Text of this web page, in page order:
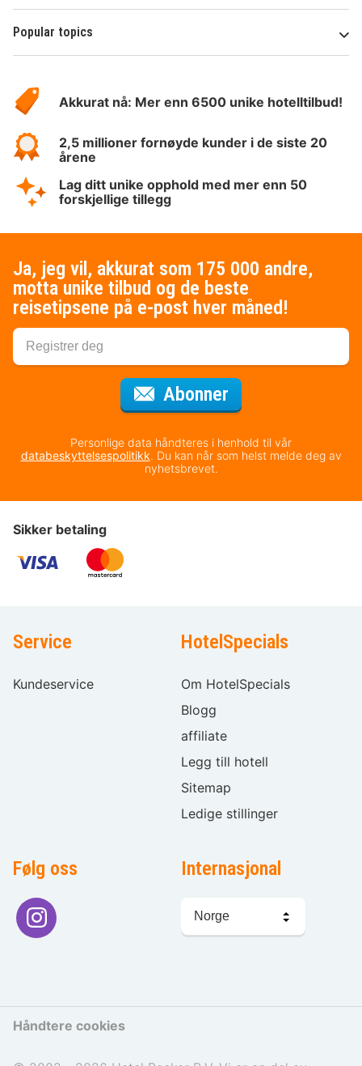
Popular topics
Hotelspecials
Akkurat nå: Mer enn 6500 unike hotelltilbud!
2,5 millioner fornøyde kunder i de siste 20
årene
Lag ditt unike opphold med mer enn 50
forskjellige tillegg
Ja, jeg vil, akkurat som 175 000 andre,
motta unike tilbud og de beste
reisetipsene på e-post hver måned!
Abonner
Personlige data håndteres i henhold til vår
databeskyttelsespolitikk. Du kan når som helst melde deg av
nyhetsbrevet.
Sikker betaling
Service
Kundeservice
HotelSpecials
Om HotelSpecials
Blogg
affiliate
Legg till hotell
Sitemap
Ledige stillinger
Følg oss Internasjonal
Håndtere cookies